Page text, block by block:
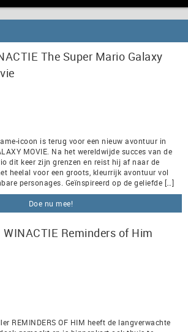
The Super Mario Galaxy
icoon is terug voor een nieuw avontuur in
MOVIE. Na het wereldwijde succes van de
dit keer zijn grenzen en reist hij af naar de
heelal voor een groots, kleurrijk avontuur vol
personages. Geïnspireerd op de geliefde […]
Doe nu mee!
WINACTIE Reminders of Him
REMINDERS OF HIM heeft de langverwachte